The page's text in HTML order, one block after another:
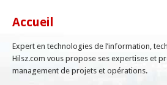
Accueil
Expert en technologies de l’information,
Hilsz.com vous propose ses expertises et
management de projets et opérations.